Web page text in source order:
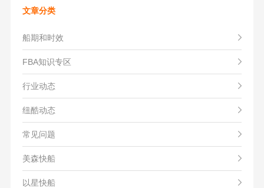
文章分类
船期和时效
FBA知识专区
行业动态
纽酷动态
常见问题
美森快船
以星快船